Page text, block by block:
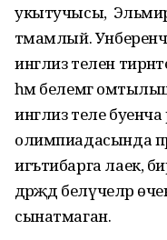
укытучысы, ә
тәмамлый.
инглиз телен
һәм белемгә
инглиз теле
олимпиадасында
игътибарга лаек,
дәрәҗәдә белүчеләр
сынатмаган.